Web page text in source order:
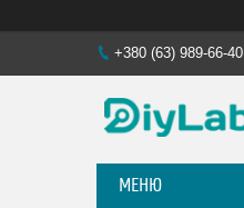
+380 (63) 989-66-40